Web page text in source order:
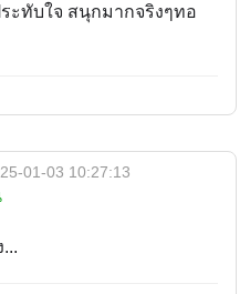
ะทับใจ สนุกมากจริงๆทอ
01-03 10:27:13